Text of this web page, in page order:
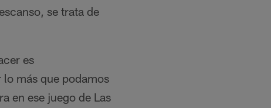
se trata de
es
más que podamos
en ese juego de Las